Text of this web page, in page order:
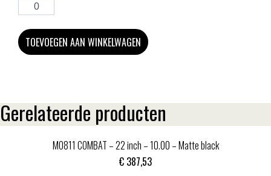
TOEVOEGEN AAN WINKELWAGEN
Gerelateerde producten
MO811 COMBAT – 22 inch – 10.00 – Matte black
€ 387,53